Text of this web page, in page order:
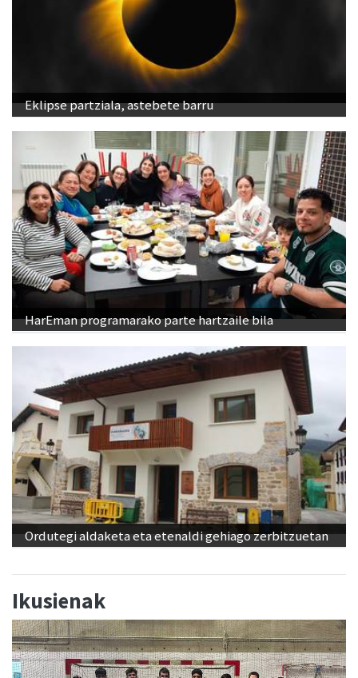
Eklipse partziala, astebete barru
HarEman programarako parte hartzaile bila
Ordutegi aldaketa eta etenaldi gehiago zerbitzuetan
Ikusienak